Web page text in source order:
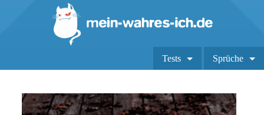
Tests Sprüche